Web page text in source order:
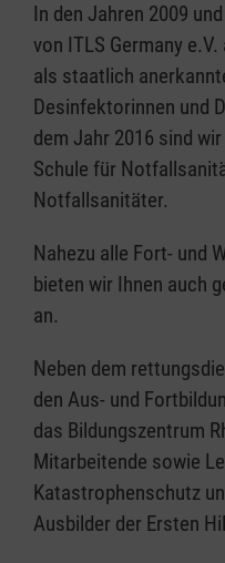
In den Jahren 2009
von ITLS Germany
als staatlich
Desinfektorinnen und
dem Jahr 2016 sind
Schule für
Notfallsanitäter.
Nahezu alle Fort- und
bieten wir Ihnen auch
an.
Neben dem
den Aus- und
das Bildungszentrum
Mitarbeitende sowie
Katastrophenschutz
Ausbilder der Ersten